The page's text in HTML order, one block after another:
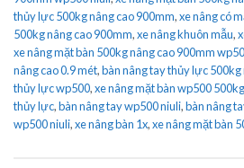
thủy lực 500kg nâng cao 900mm,xe nâng có
500kg nâng cao 900mm,xe nâng khuôn mẫu,
xe nâng mặt bàn 500kg nâng cao 900mm
nâng cao 0.9 mét,bàn nâng tay thủy lực 500kg
thủy lực wp500,xe nâng mặt bàn wp500
thủy lực,bàn nâng tay wp500 niuli,bàn nâng
wp500 niuli,xe nâng bàn 1x,xe nâng mặt bàn